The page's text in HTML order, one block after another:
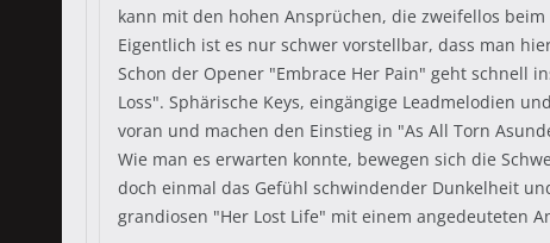
kann mit den hohen Ansprüchen, die zweifellos
Eigentlich ist es nur schwer vorstellbar, dass man
Schon der Opener "Embrace Her Pain" geht schnell
Loss". Sphärische Keys, eingängige Leadmelodien
voran und machen den Einstieg in "As All Torn
Wie man es erwarten konnte, bewegen sich die
doch einmal das Gefühl schwindender Dunkelheit
grandiosen "Her Lost Life" mit einem angedeuteten